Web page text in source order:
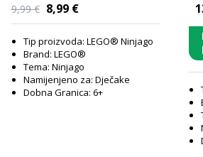
9,99 € 8,99 €
Tip proizvoda: LEGO® Ninjago
Brand: LEGO®
Tema: Ninjago
Namijenjeno za: Dječake
Dobna Granica: 6+